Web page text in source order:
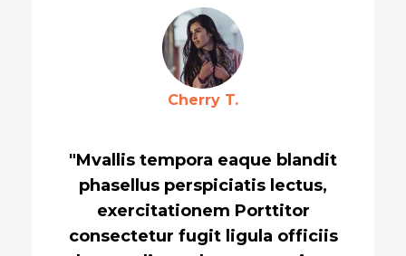
Cherry T.
"Mvallis tempora eaque blandit
phasellus perspiciatis lectus,
exercitationem Porttitor
consectetur fugit ligula officiis